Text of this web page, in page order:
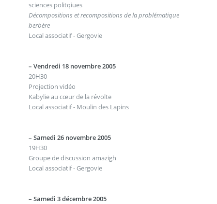
sciences politqiues
Décompositions et recompositions de la problématique
berbère
Local associatif - Gergovie
– Vendredi 18 novembre 2005
20H30
Projection vidéo
Kabylie au cœur de la révolte
Local associatif - Moulin des Lapins
– Samedi 26 novembre 2005
19H30
Groupe de discussion amazigh
Local associatif - Gergovie
– Samedi 3 décembre 2005